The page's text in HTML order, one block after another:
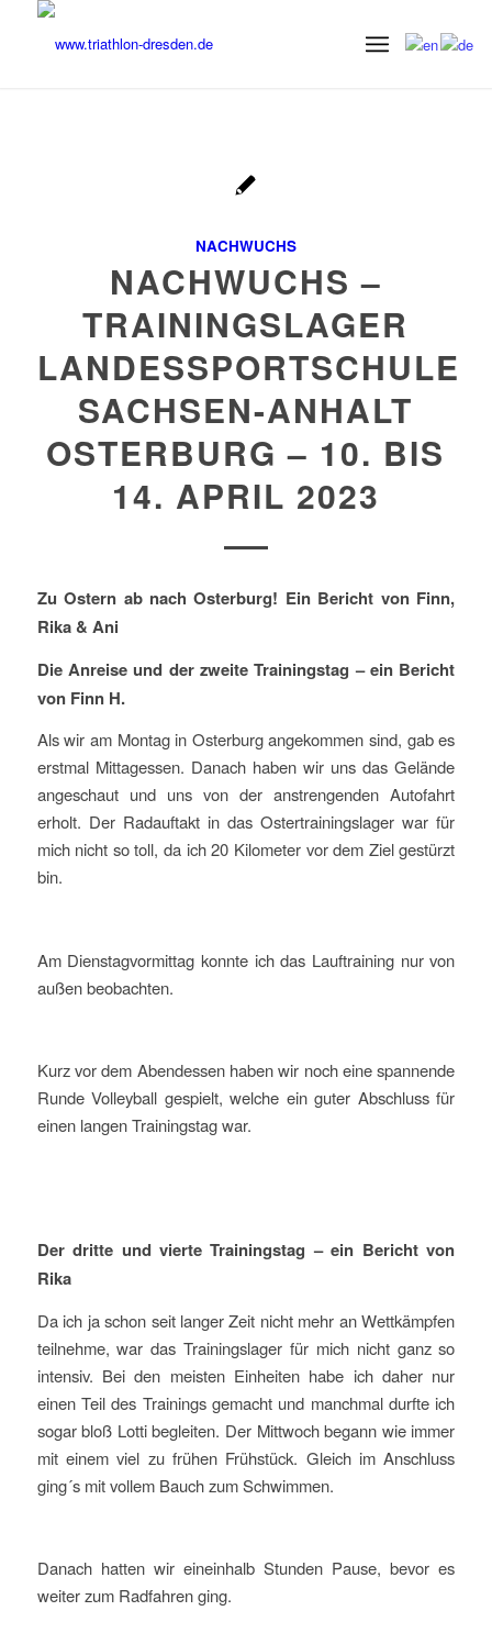
NACHWUCHS
NACHWUCHS –
TRAININGSLAGER
LANDESSPORTSCHULE
SACHSEN-ANHALT
OSTERBURG – 10. BIS
14. APRIL 2023
Zu Ostern ab nach Osterburg! Ein Bericht von Finn,
Rika & Ani
Die Anreise und der zweite Trainingstag – ein Bericht
von Finn H.
Als wir am Montag in Osterburg angekommen sind, gab es
erstmal Mittagessen. Danach haben wir uns das Gelände
angeschaut und uns von der anstrengenden Autofahrt
erholt. Der Radauftakt in das Ostertrainingslager war für
mich nicht so toll, da ich 20 Kilometer vor dem Ziel gestürzt
bin.
Am Dienstagvormittag konnte ich das Lauftraining nur von
außen beobachten.
Kurz vor dem Abendessen haben wir noch eine spannende
Runde Volleyball gespielt, welche ein guter Abschluss für
einen langen Trainingstag war.
Der dritte und vierte Trainingstag – ein Bericht von
Rika
Da ich ja schon seit langer Zeit nicht mehr an Wettkämpfen
teilnehme, war das Trainingslager für mich nicht ganz so
intensiv. Bei den meisten Einheiten habe ich daher nur
einen Teil des Trainings gemacht und manchmal durfte ich
sogar bloß Lotti begleiten. Der Mittwoch begann wie immer
mit einem viel zu frühen Frühstück. Gleich im Anschluss
ging´s mit vollem Bauch zum Schwimmen.
Danach hatten wir eineinhalb Stunden Pause, bevor es
weiter zum Radfahren ging.